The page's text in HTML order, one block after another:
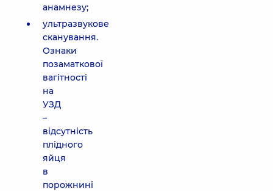
анамнезу;
ультразвукове
сканування.
Ознаки
позаматкової
вагітності
на
УЗД
–
відсутність
плідного
яйця
в
порожнині